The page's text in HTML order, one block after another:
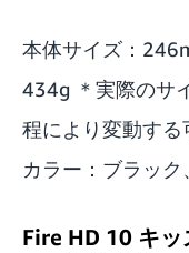
本体サイズ：
434g ＊実際のサ
程により変動す
カラー：ブラッ
Fire HD 10 キッ